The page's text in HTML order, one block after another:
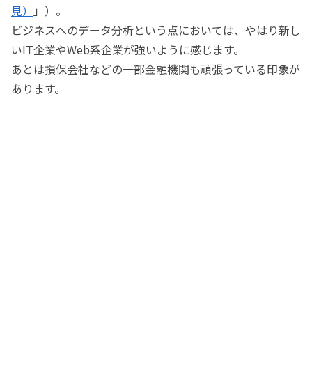
見）
」）。
ビジネスへのデータ分析という点においては、やはり新し
いIT企業やWeb系企業が強いように感じます。
あとは損保会社などの一部金融機関も頑張っている印象が
あります。